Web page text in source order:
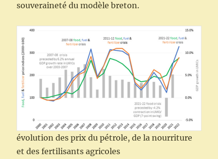
souveraineté du modèle breton.
évolution des prix du pétrole, de la nourriture
et des fertilisants agricoles